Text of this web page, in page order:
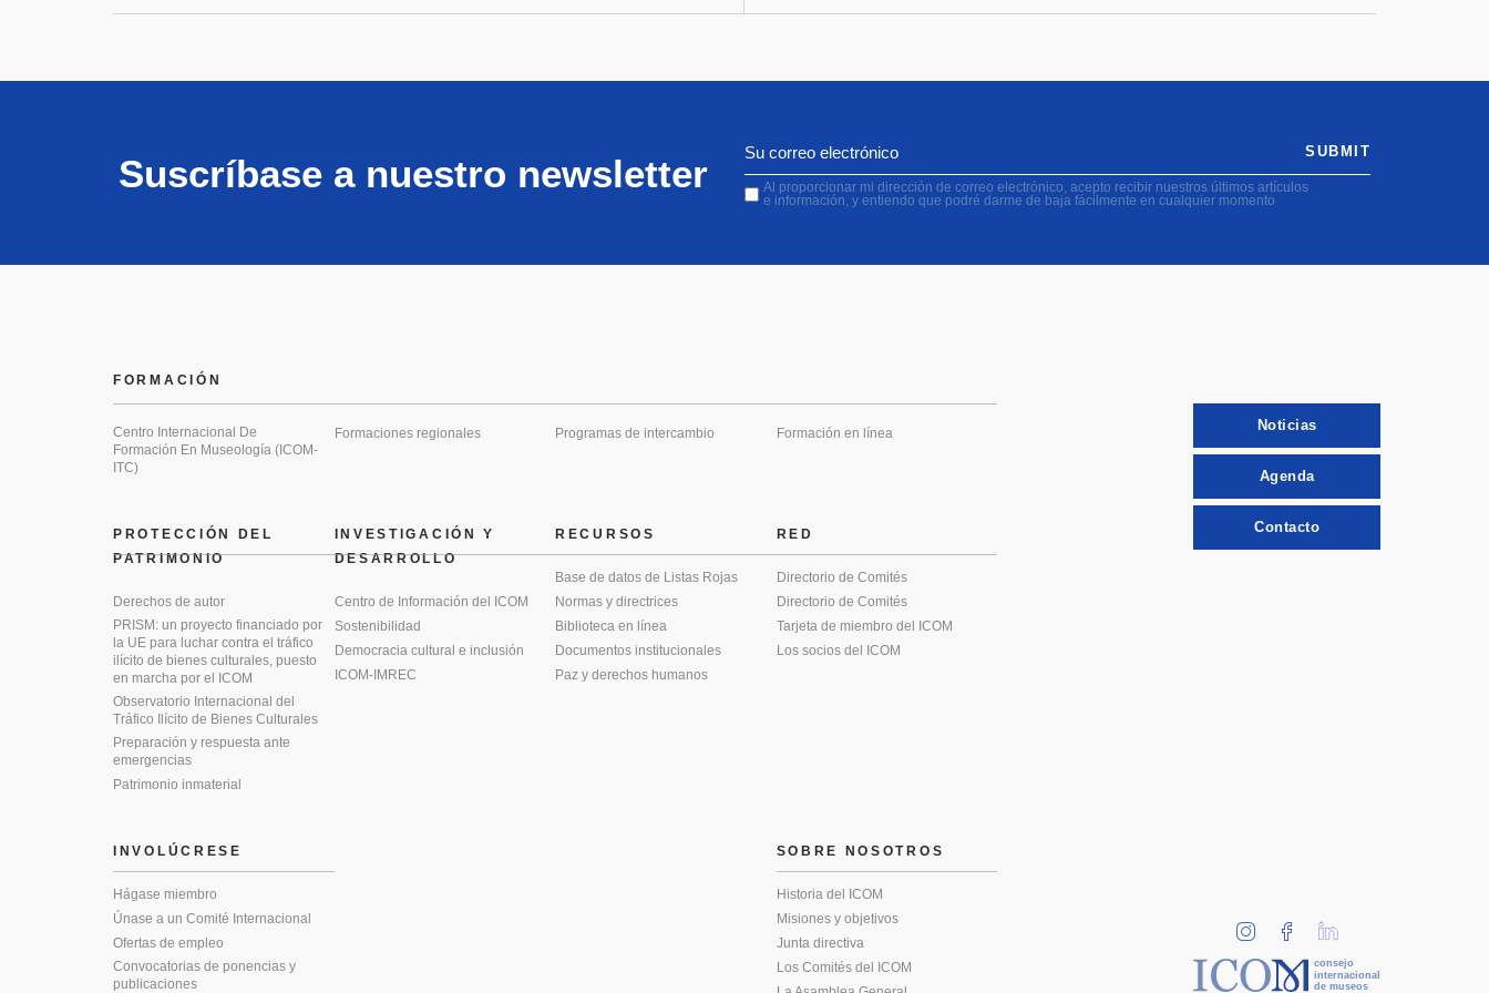
Suscríbase a nuestro newsletter
Al proporcionar mi dirección de correo electrónico, acepto recibir nuestros últimos artículos
e información, y entiendo que podré darme de baja fácilmente en cualquier momento
SUBMIT
PROTECCIÓN DEL
PATRIMONIO
Derechos de autor
PRISM: un proyecto financiado por
la UE para luchar contra el tráfico
ilícito de bienes culturales, puesto
en marcha por el ICOM
Observatorio Internacional del
Tráfico Ilícito de Bienes Culturales
Preparación y respuesta ante
emergencias
Patrimonio inmaterial
FORMACIÓN
Centro Internacional De
Formación En Museología (ICOM-
ITC)
Formaciones regionales Programas de intercambio Formación en línea
INVESTIGACIÓN Y
DESARROLLO
Centro de Información del ICOM
Sostenibilidad
Democracia cultural e inclusión
ICOM-IMREC
RECURSOS
Base de datos de Listas Rojas
Normas y directrices
Biblioteca en línea
Documentos institucionales
Paz y derechos humanos
RED
Directorio de Comités
Directorio de Comités
Tarjeta de miembro del ICOM
Los socios del ICOM
INVOLÚCRESE
Hágase miembro
Únase a un Comité Internacional
Ofertas de empleo
Convocatorias de ponencias y
publicaciones
SOBRE NOSOTROS
Historia del ICOM
Misiones y objetivos
Junta directiva
Los Comités del ICOM
Noticias
Agenda
Contacto
consejo
internacional
de museos